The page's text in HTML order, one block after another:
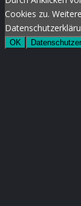
Cookies zu.
OK